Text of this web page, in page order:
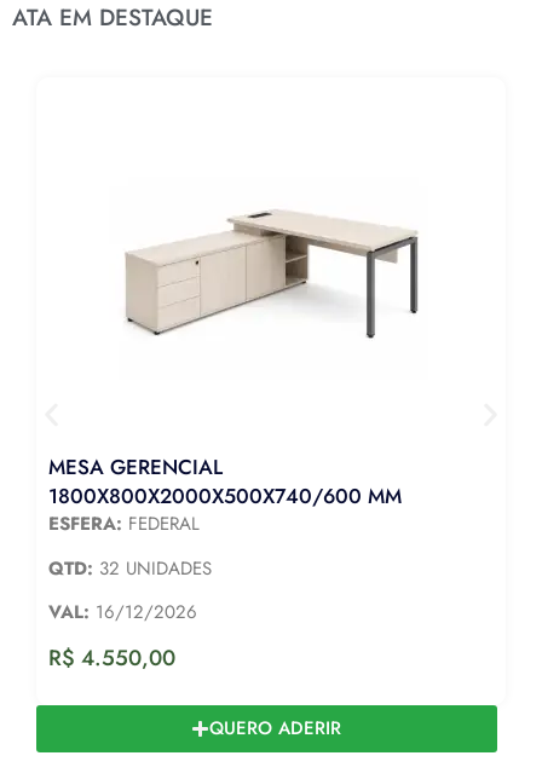
ATA EM DESTAQUE
MESA GERENCIAL
1800X800X2000X500X740/600 MM
ESFERA: FEDERAL
QTD: 32 UNIDADES
VAL: 16/12/2026
R$ 4.550,00
QUERO ADERIR